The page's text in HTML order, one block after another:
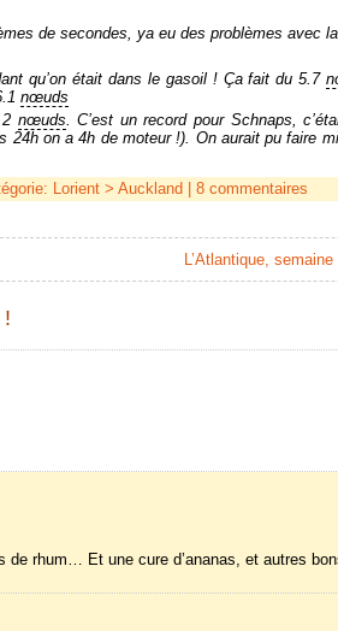
de secondes, ya eu des problèmes avec
qu’on était dans le gasoil ! Ça fait du 5.7
nœuds
nœuds . C’est un record pour Schnaps,
24h on a 4h de moteur !). On aurait pu faire
Lorient > Auckland | 8 commentaires
L’Atlantique,
!
rhum… Et une cure d’ananas, et autres